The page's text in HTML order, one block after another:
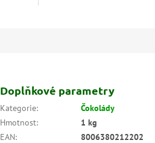
Doplňkové parametry
Kategorie:
Čokolády
Hmotnost:
1 kg
EAN:
8006380212202